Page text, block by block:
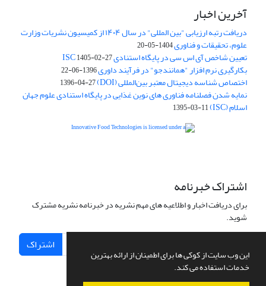
این وب سایت از کوکی ها برای اطمینان از ارائه بهترین
خدمات استفاده می کند.
آخرین اخبار
دریافت رتبه ارزیابی "بین المللی" در سال ۱۴۰۴ از کمیسیون نشریات وزارت
علوم، تحقیقات و فناوری1404-05-20
تعیین شاخص آی اس سی در پایگاه استنادی ISC1405-02-27
بکارگیری نرم افزار "همانندجو" در فرآیند داوری1396-06-22
اختصاص شناسه دیجیتال معتبر بین‌المللی (DOI) 1396-04-27
نمایه شدن فصلنامه فناوری های نوین غذایی در پایگاه استنادی علوم جهان
اسلام (ISC) 1395-03-11
اشتراک خبرنامه
برای دریافت اخبار و اطلاعیه های مهم نشریه در خبرنامه نشریه مشترک
شوید.
اشتراک